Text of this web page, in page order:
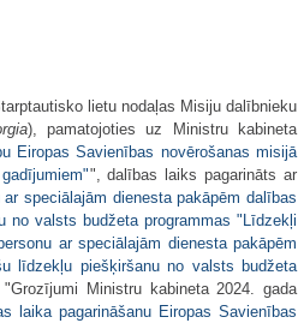
lietu nodaļas Misiju dalībnieku
), pamatojoties uz Ministru kabineta
Eiropas Savienības novērošanas misijā
", dalības laiks pagarināts ar
speciālajām dienesta pakāpēm dalības
no valsts budžeta programmas "Līdzekļi
ar speciālajām dienesta pakāpēm
līdzekļu piešķiršanu no valsts budžeta
Ministru kabineta 2024. gada
laika pagarināšanu Eiropas Savienības